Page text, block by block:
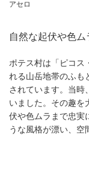
アセロ
自然な起伏や色
ポテス村は「ピコス
れる山岳地帯のふも
されています。当時
いました。その趣を
伏や色ムラまで忠実
うな風格が漂い、空